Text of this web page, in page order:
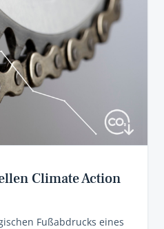
Climate Action
Fußabdrucks eines